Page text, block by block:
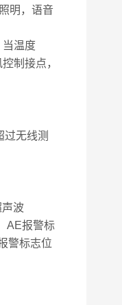
明，语音
温度
制接点，
无线测
波
AE报警标
警标志位